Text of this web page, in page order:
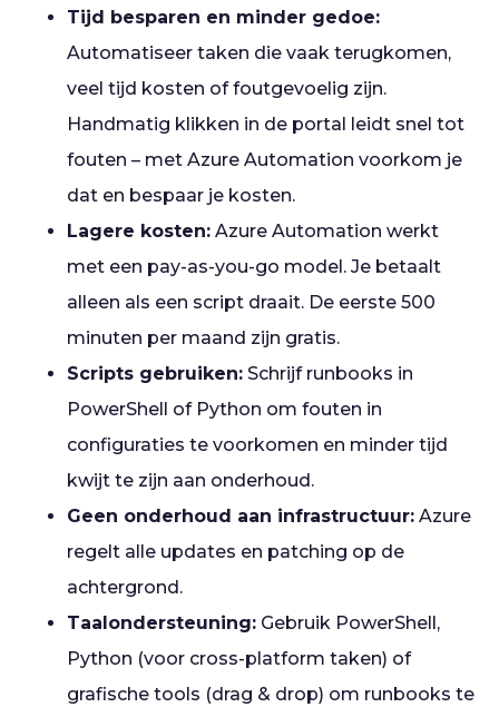
Tijd besparen en minder gedoe:
Automatiseer taken die vaak terugkomen,
veel tijd kosten of foutgevoelig zijn.
Handmatig klikken in de portal leidt snel tot
fouten – met Azure Automation voorkom je
dat en bespaar je kosten.
Lagere kosten: Azure Automation werkt
met een pay-as-you-go model. Je betaalt
alleen als een script draait. De eerste 500
minuten per maand zijn gratis.
Scripts gebruiken: Schrijf runbooks in
PowerShell of Python om fouten in
configuraties te voorkomen en minder tijd
kwijt te zijn aan onderhoud.
Geen onderhoud aan infrastructuur: Azure
regelt alle updates en patching op de
achtergrond.
Taalondersteuning: Gebruik PowerShell,
Python (voor cross-platform taken) of
grafische tools (drag & drop) om runbooks te